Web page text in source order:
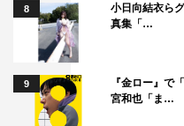
これまでとはひと味違っ
のではないかなと思って
ラになりますので、松平
さんの目に留めていただ
しみにしていてください！
8
小日向結衣ら
真集「…
9
『金ロー』
宮和也「ま…